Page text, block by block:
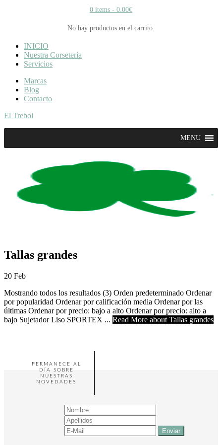
0 items - 0.00€
No hay productos en el carrito.
INICIO
Nuestra Corsetería
Servicios
Marcas
Blog
Contacto
El Trebol
MENU
Tallas grandes
20 Feb
Mostrando todos los resultados (3) Orden predeterminado Ordenar
por popularidad Ordenar por calificación media Ordenar por las
últimas Ordenar por precio: bajo a alto Ordenar por precio: alto a
bajo Sujetador Liso SPORTEX ... Read More about Tallas grandes
PERMANECE AL
DÍA SOBRE
NUESTRAS
NOVEDADES